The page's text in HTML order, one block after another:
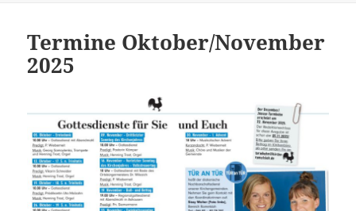
Termine Oktober/November
2025